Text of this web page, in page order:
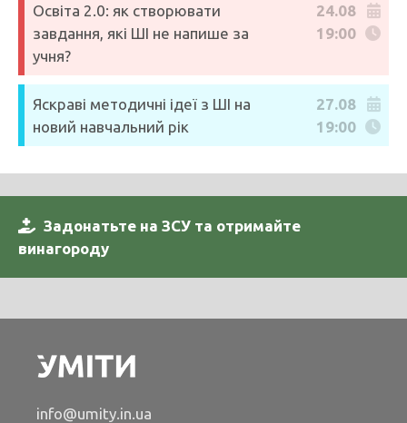
Освіта 2.0: як створювати
завдання, які ШІ не напише за
учня?
24.08
19:00
Яскраві методичні ідеї з ШІ на
новий навчальний рік
27.08
19:00
Задонатьте на ЗСУ та отримайте
винагороду
info@umity.in.ua